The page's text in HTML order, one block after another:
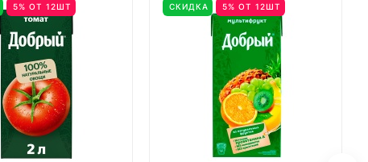
5% ОТ 12ШТ СКИДКА 5% ОТ 12ШТ